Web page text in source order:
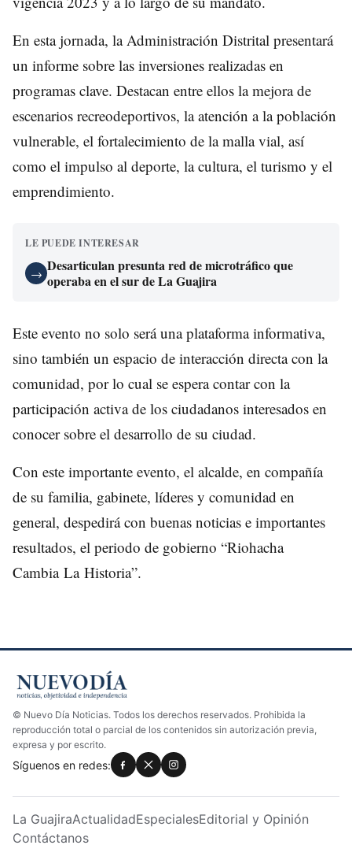
En esta jornada, la Administración Distrital presentará
un informe sobre las inversiones realizadas en
programas clave. Destacan entre ellos la mejora de
escenarios recreodeportivos, la atención a la población
vulnerable, el fortalecimiento de la malla vial, así
como el impulso al deporte, la cultura, el turismo y el
emprendimiento.
LE PUEDE INTERESAR
→ Desarticulan presunta red de microtráfico que
operaba en el sur de La Guajira
Este evento no solo será una plataforma informativa,
sino también un espacio de interacción directa con la
comunidad, por lo cual se espera contar con la
participación activa de los ciudadanos interesados en
conocer sobre el desarrollo de su ciudad.
Con este importante evento, el alcalde, en compañía
de su familia, gabinete, líderes y comunidad en
general, despedirá con buenas noticias e importantes
resultados, el periodo de gobierno “Riohacha
Cambia La Historia”.
© Nuevo Día Noticias. Todos los derechos reservados. Prohibida la
reproducción total o parcial de los contenidos sin autorización previa,
expresa y por escrito.
Síguenos en redes:
La GuajiraActualidadEspecialesEditorial y Opinión
Contáctanos